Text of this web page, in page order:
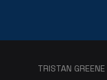
TRISTAN GREENE